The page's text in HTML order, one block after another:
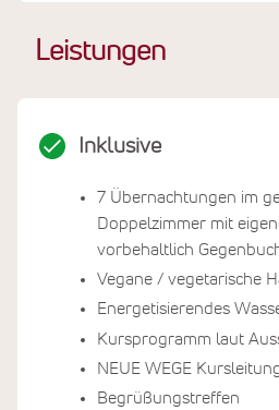
Leistungen
Inklusive
7 Übernachtungen im
Doppelzimmer mit
vorbehaltlich
Vegane / vegetarische
Energetisierendes
Kursprogramm laut
NEUE WEGE
Begrüßungstreffen